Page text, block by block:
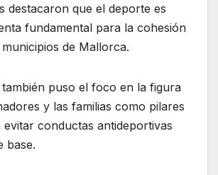
destacaron que el deporte es
fundamental para la cohesión
de Mallorca.
puso el foco en la figura
y las familias como pilares
evitar conductas antideportivas
base.